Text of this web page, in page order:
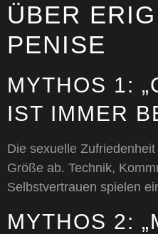
ÜBER
PENISE
MYTHOS 1:
ST IMMER
Die sexuelle
Größe ab. Technik,
Selbstvertrauen spielen
MYTHOS 2: